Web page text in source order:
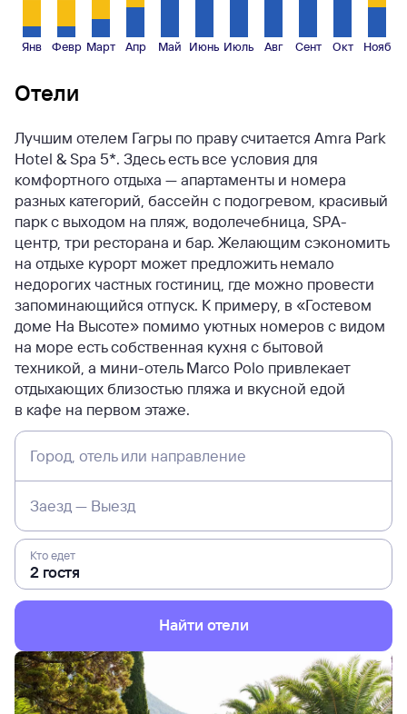
Янв Февр Март Апр Май Июнь Июль Авг Сент Окт Нояб
Отели
Лучшим отелем Гагры по праву считается Amra Park
Hotel & Spa 5*. Здесь есть все условия для
комфортного отдыха — апартаменты и номера
разных категорий, бассейн с подогревом, красивый
парк с выходом на пляж, водолечебница, SPA-
центр, три ресторана и бар. Желающим сэкономить
на отдыхе курорт может предложить немало
недорогих частных гостиниц, где можно провести
запоминающийся отпуск. К примеру, в «Гостевом
доме На Высоте» помимо уютных номеров с видом
на море есть собственная кухня с бытовой
техникой, а мини-отель Marco Polo привлекает
отдыхающих близостью пляжа и вкусной едой
в кафе на первом этаже.
Город, отель или направление
Заезд — Выезд
Кто едет
Найти отели